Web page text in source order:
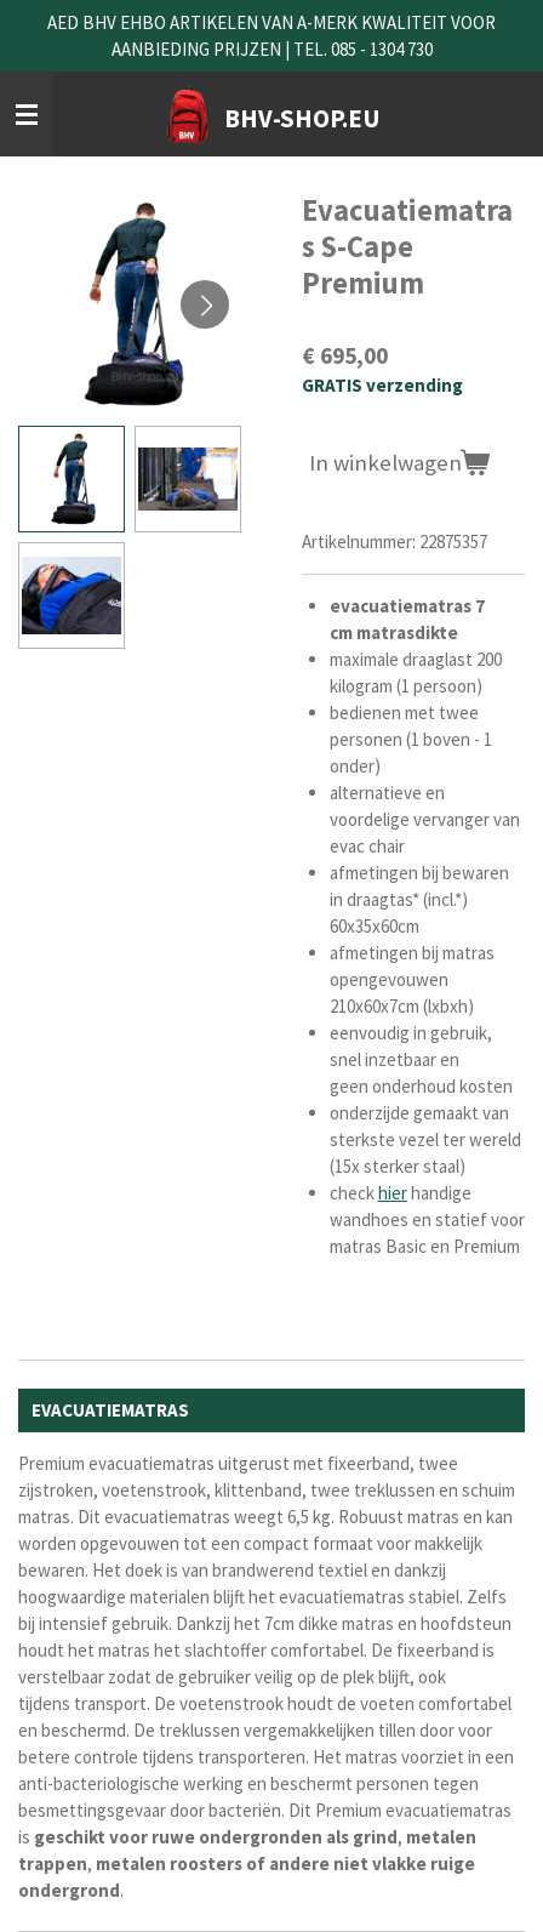
naar
de
hoofdinhoud
BHV-SHOP.EU
AED BHV EHBO ARTIKELEN VAN A-MERK KWALITEIT VOOR
AANBIEDING PRIJZEN | TEL. 085 - 1304 730
Evacuatiematra
s S-Cape
Premium
€ 695,00
GRATIS verzending
In winkelwagen
Artikelnummer: 22875357
evacuatiematras 7
cm matrasdikte
maximale draaglast 200
kilogram (1 persoon)
bedienen met twee
personen (1 boven - 1
onder)
alternatieve en
voordelige vervanger van
evac chair
afmetingen bij bewaren
in draagtas* (incl.*)
60x35x60cm
afmetingen bij matras
opengevouwen
210x60x7cm (lxbxh)
eenvoudig in gebruik,
snel inzetbaar en
geen onderhoud kosten
onderzijde gemaakt van
sterkste vezel ter wereld
(15x sterker staal)
checkhierhandige
wandhoes en statief voor
matras Basic en Premium
EVACUATIEMATRAS
Premium evacuatiematras uitgerust met fixeerband, twee
zijstroken, voetenstrook, klittenband, twee treklussen en schuim
matras. Dit evacuatiematras weegt 6,5 kg. Robuust matras en kan
worden opgevouwen tot een compact formaat voor makkelijk
bewaren. Het doek is van brandwerend textiel en dankzij
hoogwaardige materialen blijft het evacuatiematras stabiel. Zelfs
bij intensief gebruik. Dankzij het 7cm dikke matras en hoofdsteun
houdt het matras het slachtoffer comfortabel. De fixeerband is
verstelbaar zodat de gebruiker veilig op de plek blijft, ook
tijdens transport. De voetenstrook houdt de voeten comfortabel
en beschermd. De treklussen vergemakkelijken tillen door voor
betere controle tijdens transporteren. Het matras voorziet in een
anti-bacteriologische werking en beschermt personen tegen
besmettingsgevaar door bacteriën. Dit Premium evacuatiematras
is geschikt voor ruwe ondergronden als grind, metalen
trappen, metalen roosters of andere niet vlakke ruige
ondergrond.